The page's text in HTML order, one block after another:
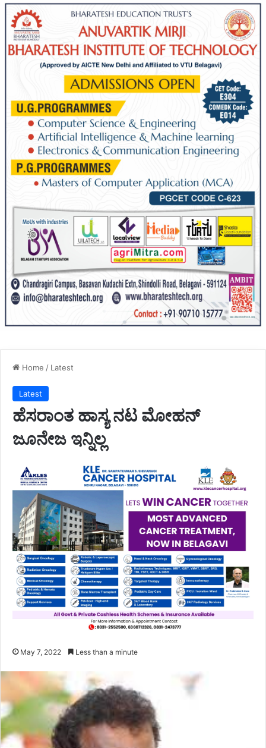
Home / Latest
Latest
ಹೆಸರಾಂತ ಹಾಸ್ಯ ನಟ ಮೋಹನ್
ಜೂನೇಜ ಇನ್ನಿಲ್ಲ
May 7, 2022 Less than a minute